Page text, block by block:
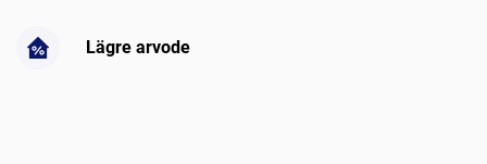
Lägre arvode